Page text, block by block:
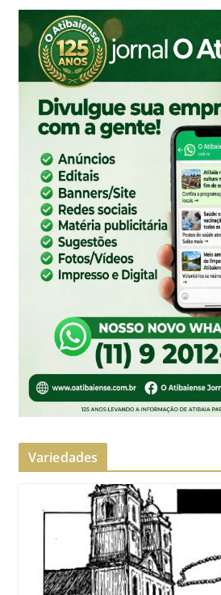
Variedades